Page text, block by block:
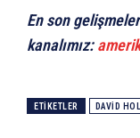
En son
kanalımız:
ETIKETLER DAVID